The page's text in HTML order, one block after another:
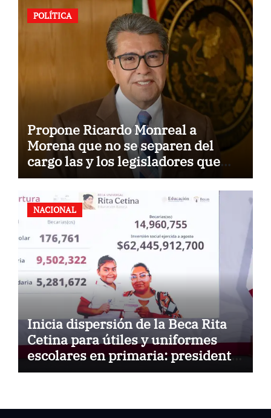
POLÍTICA
Propone Ricardo Monreal a
Morena que no se separen del
cargo las y los legisladores que
quieren reelegirse
NACIONAL
Inicia dispersión de la Beca Rita
Cetina para útiles y uniformes
escolares en primaria: presidenta
Claudia Sheinbaum